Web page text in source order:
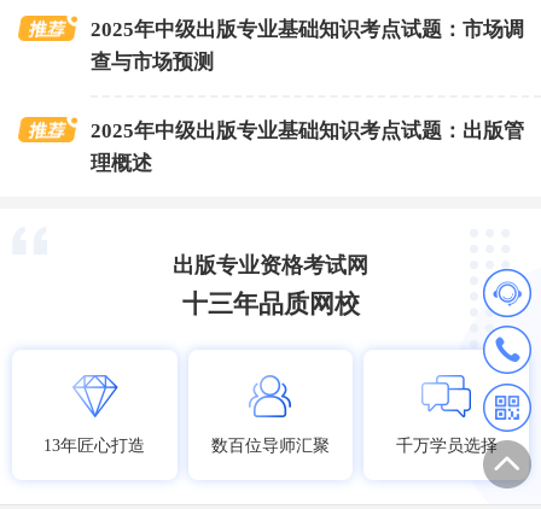
2025年中级出版专业基础知识考点试题：市场调
查与市场预测
2025年中级出版专业基础知识考点试题：出版管
理概述
出版专业资格考试网
十三年品质网校
13年匠心打造 数百位导师汇聚 千万学员选择